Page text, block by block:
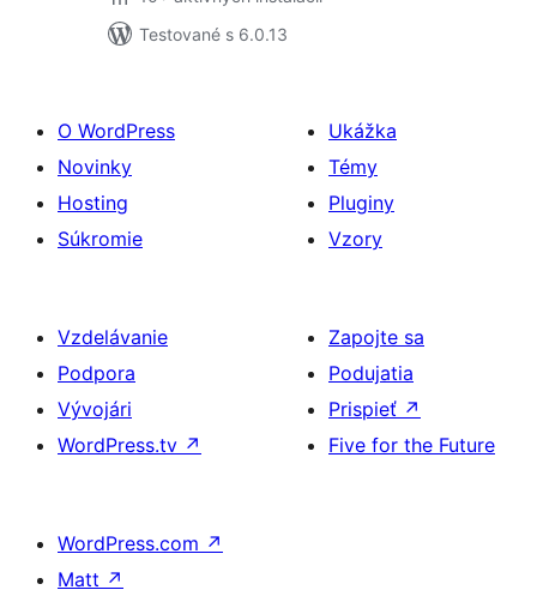
Testované s 6.0.13
O WordPress
Novinky
Hosting
Súkromie
Ukážka
Témy
Pluginy
Vzory
Vzdelávanie
Podpora
Vývojári
WordPress.tv ↗
Zapojte sa
Podujatia
Prispieť ↗
Five for the Future
WordPress.com ↗
Matt ↗